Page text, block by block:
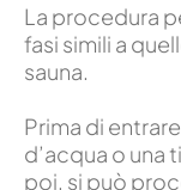
La procedura
fasi simili a
sauna.
Prima di
d’acqua o una
poi, si può